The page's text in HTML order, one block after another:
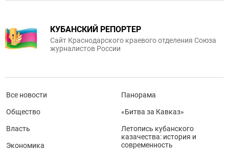
КУБАНСКИЙ РЕПОРТЕР
Сайт Краснодарского краевого отделения Союза
журналистов России
Все новости
Общество
Власть
Экономика
Панорама
«Битва за Кавказ»
Летопись кубанского
казачества: история и
современность